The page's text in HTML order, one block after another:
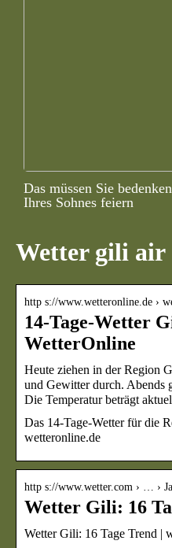
Das müssen Sie
Ihres Sohnes feiern
Wetter gili air
http s://www.wetteronline.de ›
14-Tage-Wetter
WetterOnline
Heute ziehen in der Region
und Gewitter durch. Abends
Die Temperatur beträgt
Das 14-Tage-Wetter für die
wetteronline.de
http s://www.wetter.com › … ›
Wetter Gili: 16
Wetter Gili: 16 Tage Trend |